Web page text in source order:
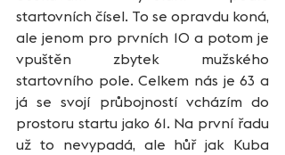
startovních čísel. To se opravdu koná,
ale jenom pro prvních 10 a potom je
vpuštěn zbytek mužského
startovního pole. Celkem nás je 63 a
já se svojí průbojností vcházím do
prostoru startu jako 61. Na první řadu
už to nevypadá, ale hůř jak Kuba